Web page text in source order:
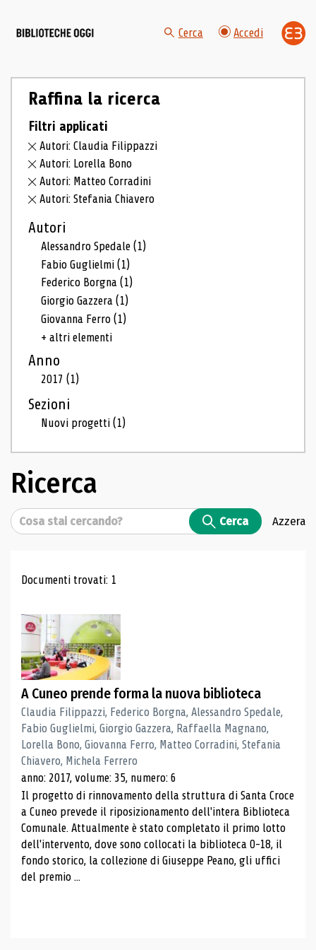
Cerca Accedi
Raffina la ricerca
Filtri applicati
Autori: Claudia Filippazzi
Autori: Lorella Bono
Autori: Matteo Corradini
Autori: Stefania Chiavero
Autori
Alessandro Spedale(1)
Fabio Guglielmi(1)
Federico Borgna(1)
Giorgio Gazzera(1)
Giovanna Ferro(1)
+ altri elementi
Anno
2017(1)
Sezioni
Nuovi progetti(1)
Ricerca
Cerca Cerca Azzera
Risultati di ricerca
Documenti trovati: 1
A Cuneo prende forma la nuova biblioteca
Claudia Filippazzi, Federico Borgna, Alessandro Spedale,
Fabio Guglielmi, Giorgio Gazzera, Raffaella Magnano,
Lorella Bono, Giovanna Ferro, Matteo Corradini, Stefania
Chiavero, Michela Ferrero
anno: 2017, volume: 35, numero: 6
Il progetto di rinnovamento della struttura di Santa Croce
a Cuneo prevede il riposizionamento dell'intera Biblioteca
Comunale. Attualmente è stato completato il primo lotto
dell'intervento, dove sono collocati la biblioteca 0-18, il
fondo storico, la collezione di Giuseppe Peano, gli uffici
del premio ...